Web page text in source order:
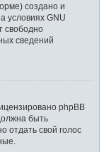
создано и
условиях GNU
свободно
сведений
phpBB
быть
отдать свой голос